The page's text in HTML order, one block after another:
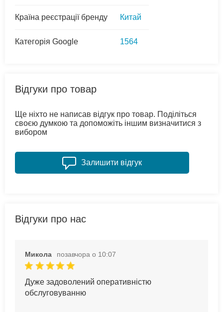
Країна реєстрації бренду Китай
Категорія Google 1564
Відгуки про товар
Ще ніхто не написав відгук про товар. Поділіться
своєю думкою та допоможіть іншим визначитися з
вибором
Залишити відгук
Відгуки про нас
Микола позавчора о 10:07
Дуже задоволений оперативністю
обслуговуванню